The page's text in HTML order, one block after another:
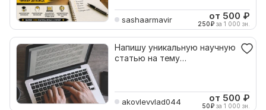
sashaarmavir от 500 ₽
250₽ за 1 000 зн.
Напишу уникальную научную
статью на тему
akovlevvlad044 от 500 ₽
50₽ за 1 000 зн.